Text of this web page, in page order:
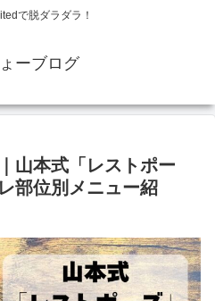
で脱ダラダラ！
ーブログ
山本式「レストポー
部位別メニュー紹